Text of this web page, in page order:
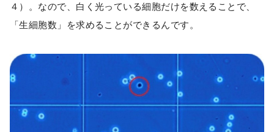
４）。なので、白く光っている細胞だけを数えることで、
「生細胞数」を求めることができるんです。